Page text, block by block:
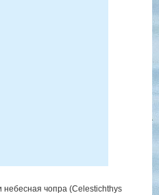
чопра (Celestichthys